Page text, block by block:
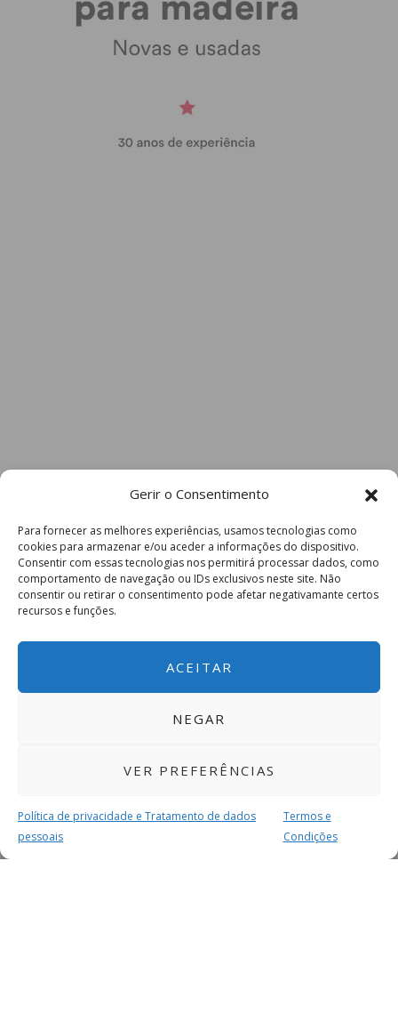
Gerir o Consentimento
Para fornecer as melhores experiências, usamos tecnologias como
cookies para armazenar e/ou aceder a informações do dispositivo.
Consentir com essas tecnologias nos permitirá processar dados, como
comportamento de navegação ou IDs exclusivos neste site. Não
consentir ou retirar o consentimento pode afetar negativamante certos
recursos e funções.
ACEITAR
NEGAR
VER PREFERÊNCIAS
Política de privacidade e Tratamento de dados
pessoais
Termos e
Condições